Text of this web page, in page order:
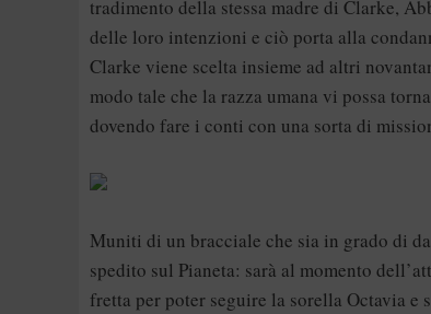
tradimento della stessa madre di Clarke,
delle loro intenzioni e ciò porta alla
Clarke viene scelta insieme ad altri
modo tale che la razza umana vi possa
dovendo fare i conti con una sorta di
Muniti di un bracciale che sia in grado di
spedito sul Pianeta: sarà al momento
fretta per poter seguire la sorella Octavia